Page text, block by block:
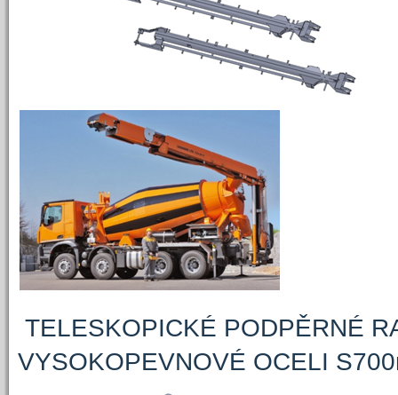
TELESKOPICKÉ PODPĚRNÉ
VYSOKOPEVNOVÉ OCELI